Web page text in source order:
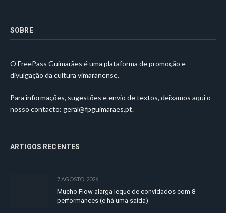
SOBRE
O FreePass Guimarães é uma plataforma de promoção e
divulgação da cultura vimaranense.
Para informações, sugestões e envio de textos, deixamos aqui o
nosso contacto: geral@fpguimaraes.pt.
ARTIGOS RECENTES
7 AGOSTO, 2026
Mucho Flow alarga leque de convidados com 8
performances (e há uma saída)